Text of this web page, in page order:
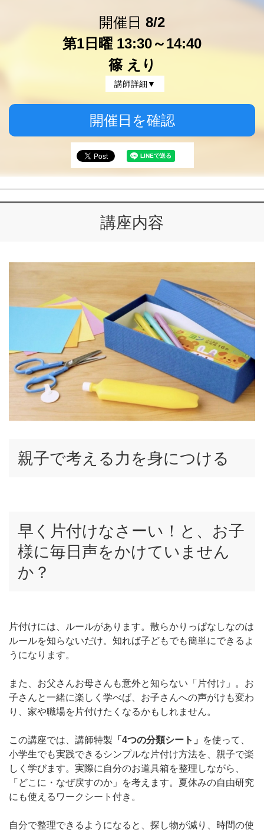
開催日 8/2
第1日曜 13:30～14:40
篠 えり
講師詳細▼
開催日を確認
講座内容
親子で考える力を身につける
早く片付けなさーい！と、お子
様に毎日声をかけていません
か？
片付けには、ルールがあります。散らかりっぱなしなのは
ルールを知らないだけ。知れば子どもでも簡単にできるよ
うになります。
また、お父さんお母さんも意外と知らない「片付け」。お
子さんと一緒に楽しく学べば、お子さんへの声がけも変わ
り、家や職場を片付けたくなるかもしれません。
この講座では、講師特製 「4つの分類シート」
を使って、
小学生でも実践できるシンプルな片付け方法を、親子で楽
しく学びます。実際に自分のお道具箱を整理しながら、
「どこに・なぜ戻すのか」を考えます。夏休みの自由研究
にも使えるワークシート付き。
自分で整理できるようになると、探し物が減り、時間の使